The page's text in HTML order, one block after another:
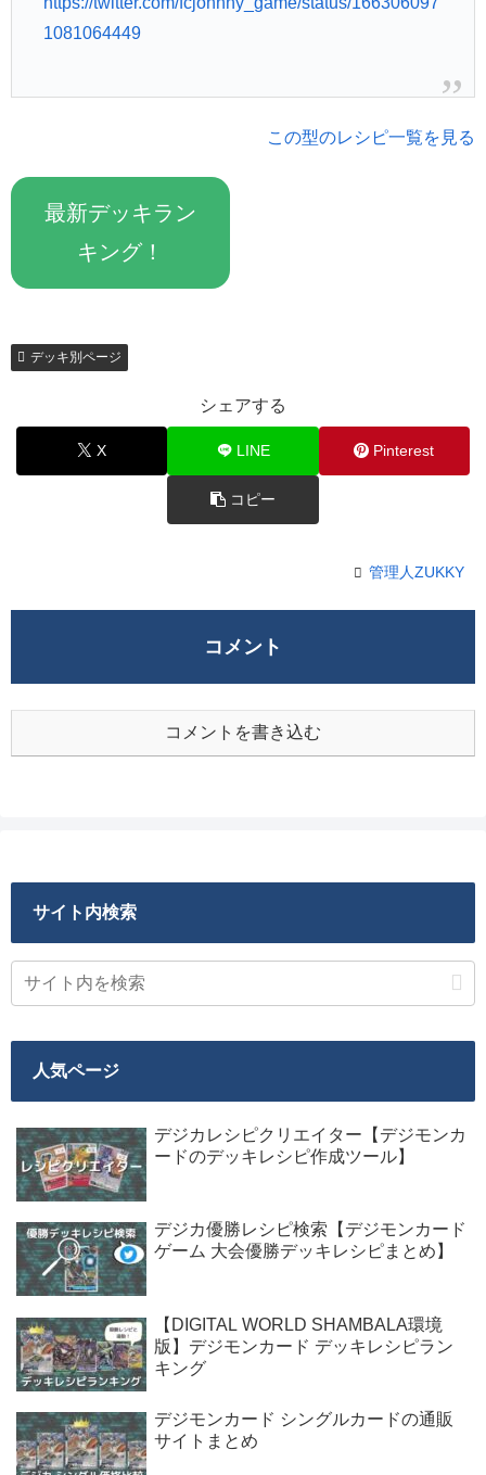
1081064449
この型のレシピ一覧を見る
最新デッキラン
キング！
デッキ別ページ
シェアする
X LINE Pinterest
コピー
管理人ZUKKY
コメント
コメントを書き込む
サイト内検索
人気ページ
デジカレシピクリエイター【デジモンカ
ードのデッキレシピ作成ツール】
デジカ優勝レシピ検索【デジモンカード
ゲーム 大会優勝デッキレシピまとめ】
【DIGITAL WORLD SHAMBALA環境
版】デジモンカード デッキレシピラン
キング
デジモンカード シングルカードの通販
サイトまとめ